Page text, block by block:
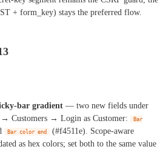
+ form_key) stays the preferred flow.
bar gradient — two new fields under
Customers → Login as Customer:
Bar
Bar color end
(#f4511e). Scope-aware
as hex colors; set both to the same value